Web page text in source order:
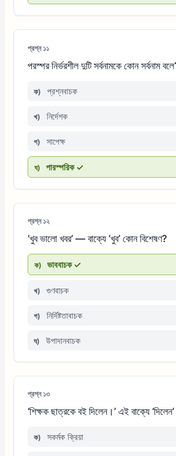
প্রশ্ন ১১
পরস্পর নির্ভরশীল দুটি সর্বনামকে কোন সর্বনাম
ক) প্রশ্নবাচক
খ) নির্দেশক
গ) সাপেক্ষ
ঘ) পারস্পরিক ✓
প্রশ্ন ১২
‘খুব ভালো খবর’ — বাক্যে ‘খুব’ কোন বিশেষণ?
ক) ভাববাচক ✓
খ) গুণবাচক
গ) নির্দিষ্টতাবাচক
ঘ) উপাদানবাচক
প্রশ্ন ১৩
‘শিক্ষক ছাত্রকে বই দিলেন।’ এই বাক্যে
ক) সকর্মক ক্রিয়া